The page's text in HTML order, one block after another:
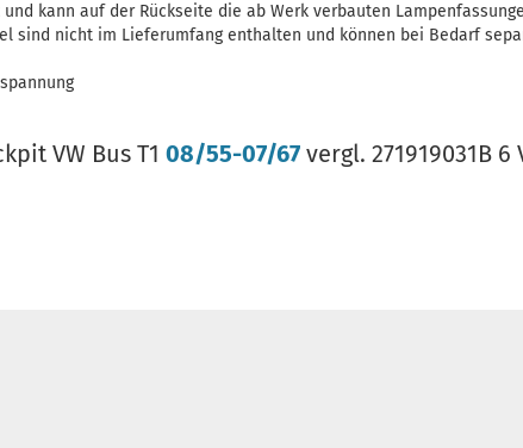
kann auf der Rückseite die ab Werk verbauten
sind nicht im Lieferumfang enthalten und können bei Bedarf
VW Bus T1 08/55-07/67 vergl. 271919031B